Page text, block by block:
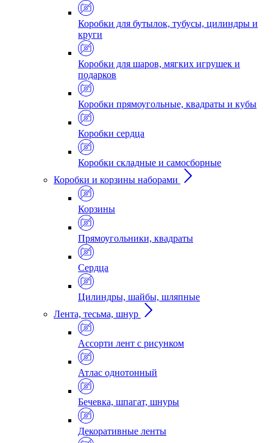
Коробки для бутылок, тубусы, цилиндры и
круги
Коробки для шаров, мягких игрушек и
подарков
Коробки прямоугольные, квадраты и кубы
Коробки сердца
Коробки складные и самосборные
Коробки и корзины наборами
Корзины
Прямоугольники, квадраты
Сердца
Цилиндры, шайбы, шляпные
Лента, тесьма, шнур
Ассорти лент с рисунком
Атлас однотонный
Бечевка, шпагат, шнуры
Декоративные ленты